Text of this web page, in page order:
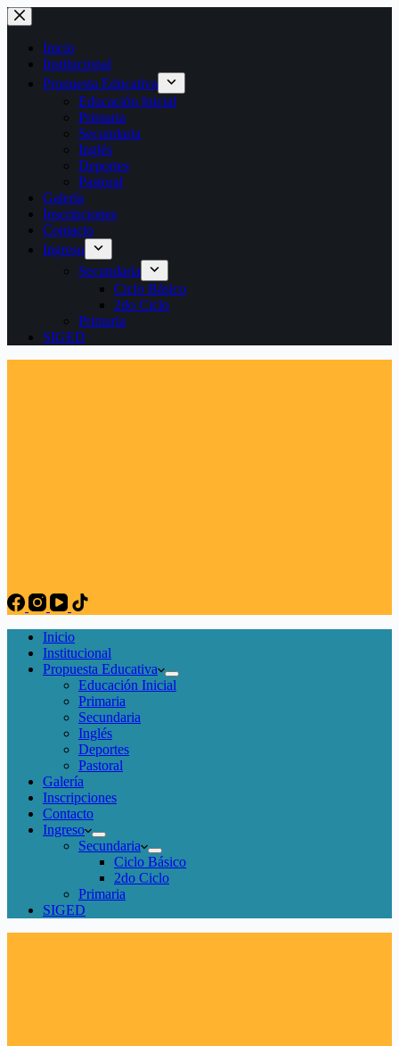
Saltar
al
contenido
Inicio
Institucional
Propuesta Educativa
Educación Inicial
Primaria
Secundaria
Inglés
Deportes
Pastoral
Galería
Inscripciones
Contacto
Ingreso
Secundaria
Ciclo Básico
2do Ciclo
Primaria
SIGED
Inicio
Institucional
Propuesta Educativa
Educación Inicial
Primaria
Secundaria
Inglés
Deportes
Pastoral
Galería
Inscripciones
Contacto
Ingreso
Secundaria
Ciclo Básico
2do Ciclo
Primaria
SIGED